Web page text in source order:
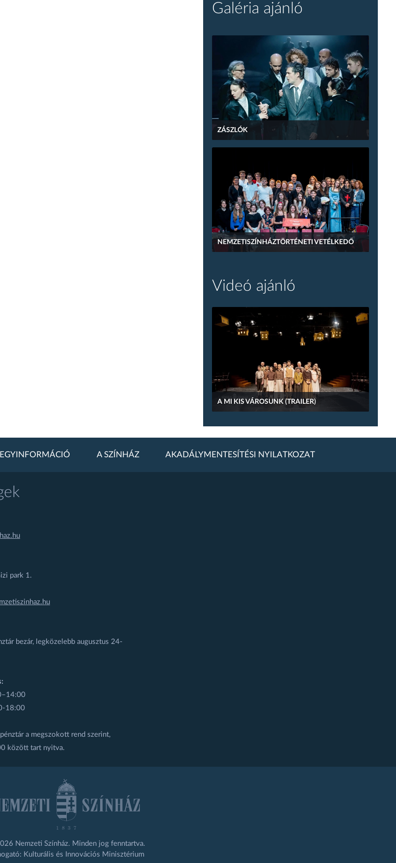
Galéria ajánló
ZÁSZLÓK
NEMZETISZÍNHÁZTÖRTÉNETI VETÉLKEDŐ
Videó ajánló
A MI KIS VÁROSUNK (TRAILER)
A SZÍNHÁZ AKADÁLYMENTESÍTÉSI NYILATKOZAT
park 1.
bezár, legközelebb augusztus 24-
18:00
a megszokott rend szerint,
között tart nyitva.
Nemzeti Színház. Minden jog fenntartva.
Kulturális és Innovációs Minisztérium